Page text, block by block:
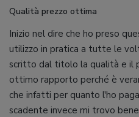
Qualità prezzo ottima
Inizio nel dire che ho preso
utilizzo in pratica a tutte le
scritto dal titolo la qualità e il
ottimo rapporto perché è
che infatti per quanto l'ho
scadente invece mi trovo